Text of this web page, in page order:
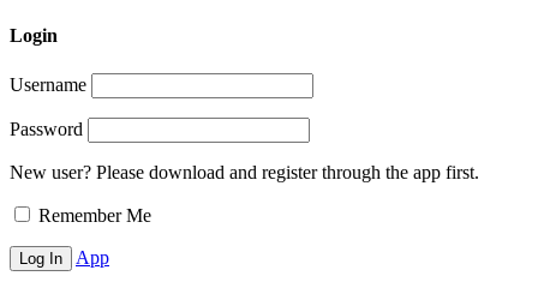
Login
Username
Password
New user? Please download and register through the app first.
Remember Me
App